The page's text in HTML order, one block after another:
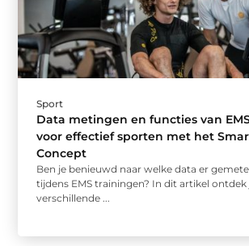
Sport
Data metingen en functies van
voor effectief sporten met het
Concept
Ben je benieuwd naar welke data er
tijdens EMS trainingen? In dit artikel ontdek
verschillende ...